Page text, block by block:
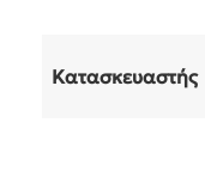
Κατασκευαστής